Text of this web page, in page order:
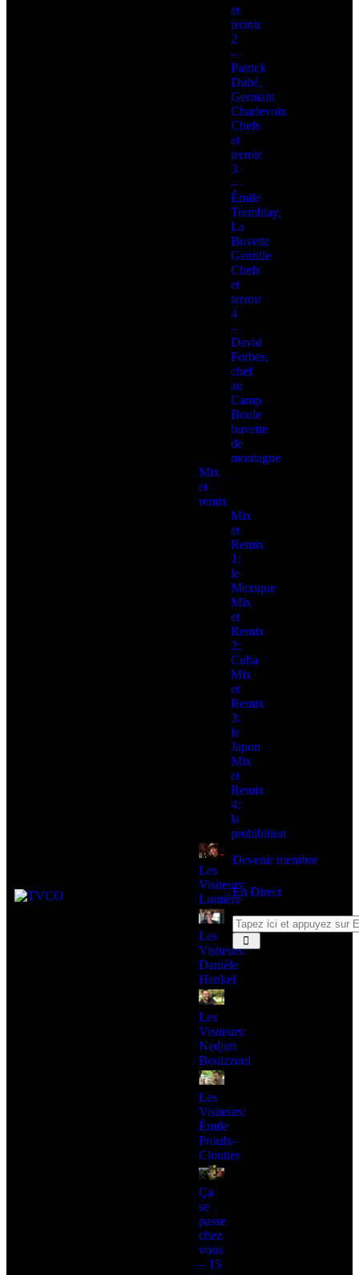
et
terroir
2
–
Patrick
Dubé,
Germain
Charlevoix
Chefs
et
terroir
3
–
Émile
Tremblay,
La
Buvette
Gentille
Chefs
et
terroir
4
–
David
Forbes,
chef
au
Camp
Boule
buvette
de
montagne
Mix
et
remix
Mix
et
Remix
1:
le
Mexique
Mix
et
Remix
2:
Cuba
Mix
et
Remix
3:
le
Japon
Mix
et
Remix
4:
la
prohibition
Les
Visiteurs:
Lumière
Les
Visiteurs:
Danièle
Henkel
Les
Visiteurs:
Nedjim
Bouizzoul
Les
Visiteurs:
Émile
Proulx-
Cloutier
Ça
se
passe
chez
vous
– 15
Devenir membre
En Direct